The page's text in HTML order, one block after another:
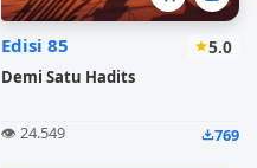
Edisi 85 5.0
Demi Satu Hadits
👁️ 24.549 769